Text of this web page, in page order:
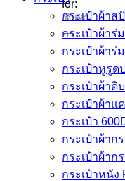
for:
กระเป๋าผ้าส
กระเป๋าผ้าร่
กระเป๋าผ้าร่
กระเป๋าหูรูด
กระเป๋าผ้าดิบ
กระเป๋าผ้าแ
กระเป๋า
กระเป๋าผ้าก
กระเป๋าผ้าก
กระเป๋าหนัง